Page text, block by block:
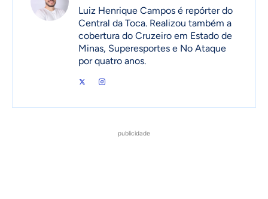
Luiz Henrique Campos é repórter do
Central da Toca. Realizou também a
cobertura do Cruzeiro em Estado de
Minas, Superesportes e No Ataque
por quatro anos.
publicidade